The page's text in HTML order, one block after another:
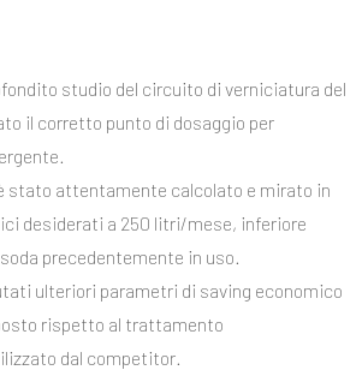
studio del circuito di verniciatura del
il corretto punto di dosaggio per
stato attentamente calcolato e mirato in
desiderati a 250 litri/mese, inferiore
precedentemente in uso.
ulteriori parametri di saving economico
rispetto al trattamento
dal competitor.